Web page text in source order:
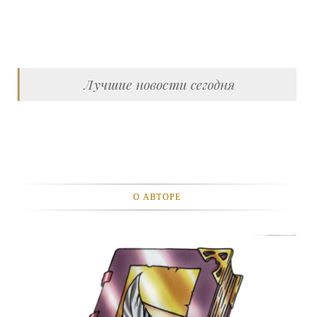
Лучшие новости сегодня
О АВТОРЕ